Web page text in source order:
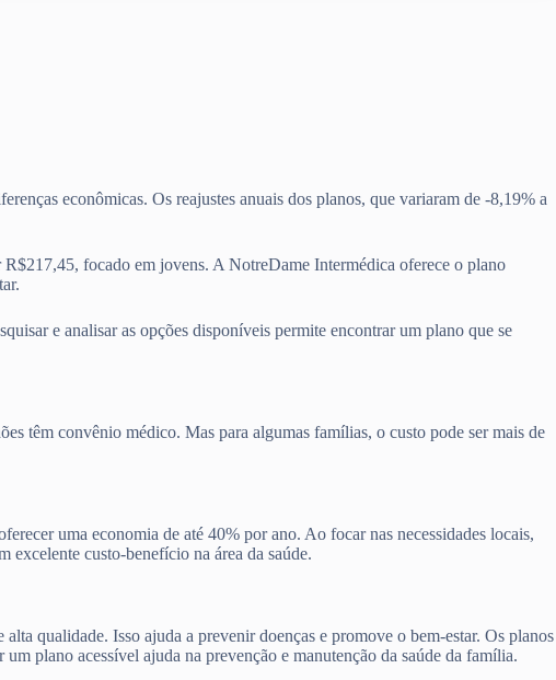
econômicas. Os reajustes anuais dos planos, que variaram de -8,19% a
focado em jovens. A NotreDame Intermédica oferece o plano
e analisar as opções disponíveis permite encontrar um plano que se
têm convênio médico. Mas para algumas famílias, o custo pode ser mais de
uma economia de até 40% por ano. Ao focar nas necessidades locais,
excelente custo-benefício na área da saúde.
qualidade. Isso ajuda a prevenir doenças e promove o bem-estar. Os planos
plano acessível ajuda na prevenção e manutenção da saúde da família.